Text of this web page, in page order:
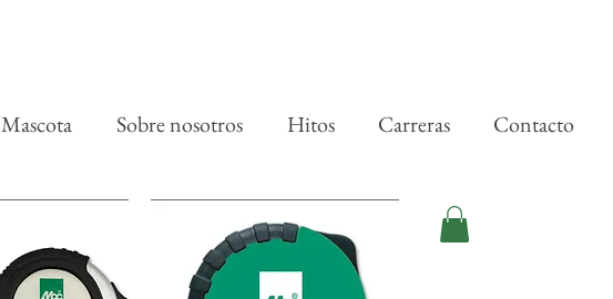
Mascota Sobre nosotros Hitos Carreras Contacto